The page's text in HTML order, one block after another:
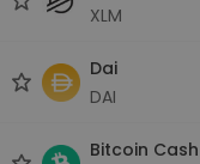
XLM
Dai
DAI
Bitcoin Cash